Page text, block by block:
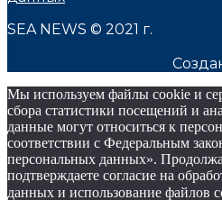
SEA NEWS © 2021 г.
Мы используем файлы cookie и
сбора статистики посещений и
данные могут относиться к
соответствии с Федеральным
персональных данных».
подтверждаете согласие на
данных и использование файлов